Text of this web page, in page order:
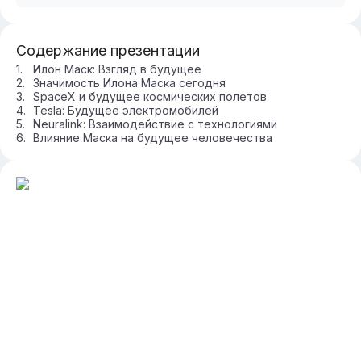
Содержание презентации
Илон Маск: Взгляд в будущее
Значимость Илона Маска сегодня
SpaceX и будущее космических полетов
Tesla: Будущее электромобилей
Neuralink: Взаимодействие с технологиями
Влияние Маска на будущее человечества